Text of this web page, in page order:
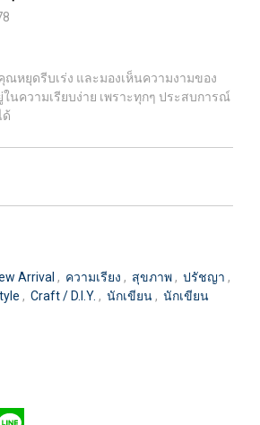
หยุดรีบเร่ง และมองเห็นความงามของ
นความเรียบง่าย เพราะทุกๆ ประสบการณ์
ด้
Arrival , ความเรียง , สุขภาพ , ปรัชญา ,
, Craft / D.I.Y. , นักเขียน , นักเขียน